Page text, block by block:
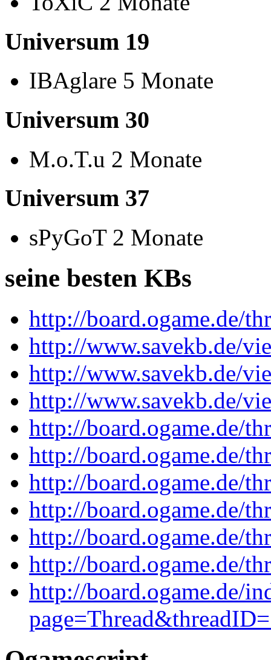
Universum 19
IBAglare 5 Monate
Universum 30
M.o.T.u 2 Monate
Universum 37
sPyGoT 2 Monate
seine besten KBs
http://board.ogame.de/
http://www.savekb.de/
http://www.savekb.de/
http://www.savekb.de/
http://board.ogame.de/
http://board.ogame.de/
http://board.ogame.de/
http://board.ogame.de/
http://board.ogame.de/
http://board.ogame.de/
http://board.ogame.de/